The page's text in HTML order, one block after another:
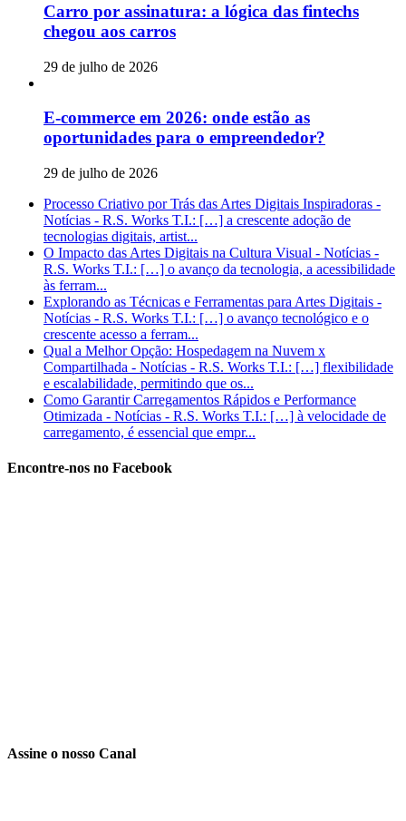
Carro por assinatura: a lógica das fintechs
chegou aos carros
29 de julho de 2026
E-commerce em 2026: onde estão as
oportunidades para o empreendedor?
29 de julho de 2026
Processo Criativo por Trás das Artes Digitais Inspiradoras -
Notícias - R.S. Works T.I.: […] a crescente adoção de
tecnologias digitais, artist...
O Impacto das Artes Digitais na Cultura Visual - Notícias -
R.S. Works T.I.: […] o avanço da tecnologia, a acessibilidade
às ferram...
Explorando as Técnicas e Ferramentas para Artes Digitais -
Notícias - R.S. Works T.I.: […] o avanço tecnológico e o
crescente acesso a ferram...
Qual a Melhor Opção: Hospedagem na Nuvem x
Compartilhada - Notícias - R.S. Works T.I.: […] flexibilidade
e escalabilidade, permitindo que os...
Como Garantir Carregamentos Rápidos e Performance
Otimizada - Notícias - R.S. Works T.I.: […] à velocidade de
carregamento, é essencial que empr...
Encontre-nos no Facebook
Assine o nosso Canal